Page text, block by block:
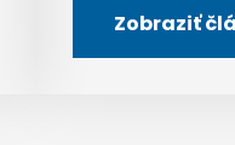
Zobraziť